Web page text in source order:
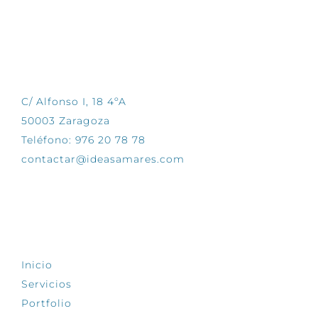
C/ Alfonso I, 18 4ºA
50003 Zaragoza
Teléfono: 976 20 78 78
contactar@ideasamares.com
Inicio
Servicios
Portfolio